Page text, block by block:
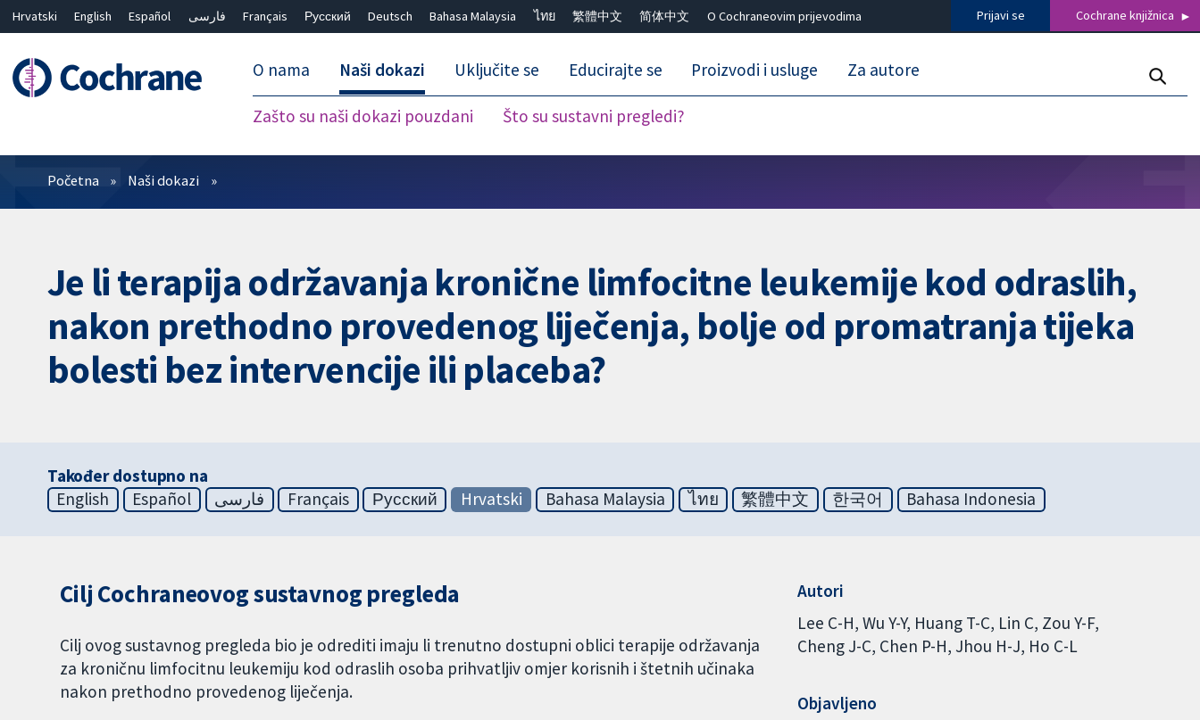
Hrvatski English Español فارسی Français Русский Deutsch Bahasa Malaysia ไทย 繁體中文 简体中文 O Cochraneovim prijevodima Prijavi se Cochrane knjižnica
O nama Naši dokazi
Zašto su naši dokazi pouzdani Što su sustavni pregledi?
Uključite se Educirajte se Proizvodi i usluge Za autore
Prečistači
Početna Naši dokazi
Je li terapija održavanja kronične limfocitne leukemije kod odraslih,
nakon prethodno provedenog liječenja, bolje od promatranja tijeka
bolesti bez intervencije ili placeba?
Također dostupno na
English
Español فارسی Français Русский Hrvatski Bahasa Malaysia ไทย 繁體中文 한국어 Bahasa Indonesia
Cilj Cochraneovog sustavnog pregleda
Cilj ovog sustavnog pregleda bio je odrediti imaju li trenutno dostupni oblici terapije održavanja
za kroničnu limfocitnu leukemiju kod odraslih osoba prihvatljiv omjer korisnih i štetnih učinaka
nakon prethodno provedenog liječenja.
Autori
Lee C-H Wu Y-Y Huang T-C Lin C Zou Y-F
Cheng J-C Chen P-H Jhou H-J Ho C-L
Objavljeno